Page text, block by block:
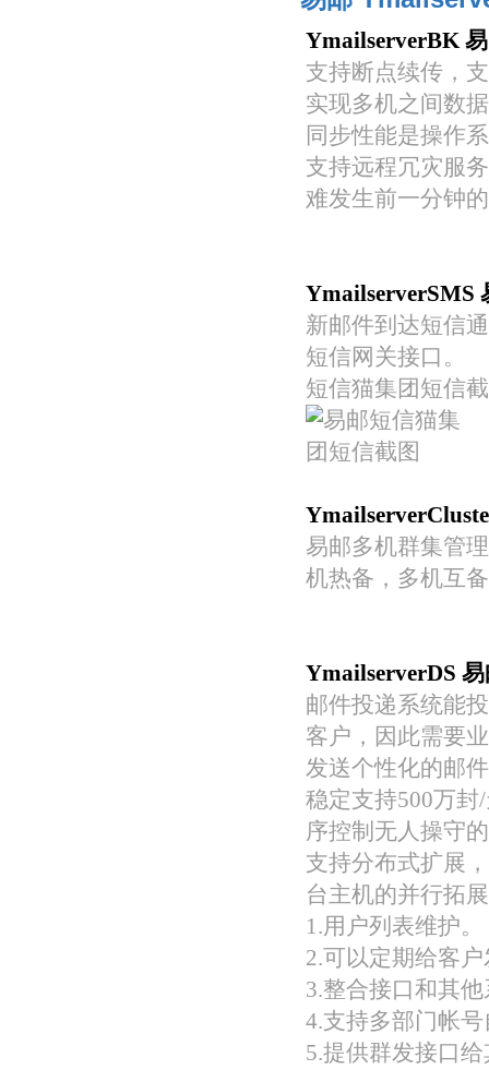
YmailserverBK
支持断点续传，
实现多机之间数
同步性能是操作
支持远程冗灾服
难发生前一分钟
YmailserverSMS
新邮件到达短信
短信网关接口。
短信猫集团短信
易邮多机群集管
机热备，多机互
YmailserverDS
邮件投递系统能
客户，因此需要
发送个性化的邮
稳定支持500万
序控制无人操守
支持分布式扩展
台主机的并行拓
1.用户列表维护。
2.可以定期给客
3.整合接口和其
4.支持多部门帐
5.提供群发接口